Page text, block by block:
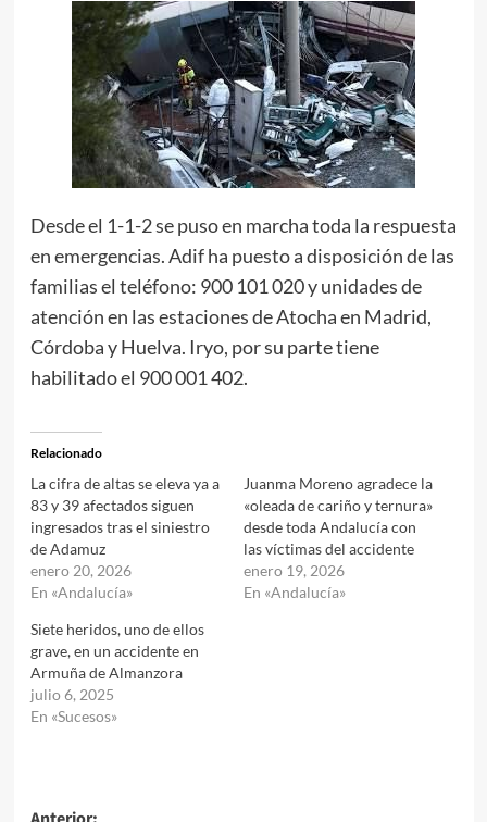
Desde el 1-1-2 se puso en marcha toda la respuesta
en emergencias. Adif ha puesto a disposición de las
familias el teléfono: 900 101 020 y unidades de
atención en las estaciones de Atocha en Madrid,
Córdoba y Huelva. Iryo, por su parte tiene
habilitado el 900 001 402.
Relacionado
La cifra de altas se eleva ya a
83 y 39 afectados siguen
ingresados tras el siniestro
de Adamuz
enero 20, 2026
En «Andalucía»
Juanma Moreno agradece la
«oleada de cariño y ternura»
desde toda Andalucía con
las víctimas del accidente
enero 19, 2026
En «Andalucía»
Siete heridos, uno de ellos
grave, en un accidente en
Armuña de Almanzora
julio 6, 2025
En «Sucesos»